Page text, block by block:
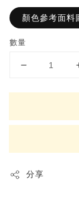
顏色參考面料
數量
分享